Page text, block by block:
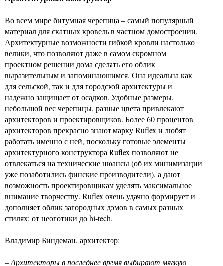
Во всем мире битумная черепица – самый популярный
материал для скатных кровель в частном домостроении.
Архитектурные возможности гибкой кровли настолько
велики, что позволяют даже в самом скромном
проектном решении дома сделать его облик
выразительным и запоминающимся. Она идеальна как
для сельской, так и для городской архитектуры и
надежно защищает от осадков. Удобные размеры,
небольшой вес черепицы, разные цвета привлекают
архитекторов и проектировщиков. Более 60 процентов
архитекторов прекрасно знают марку Ruflex и любят
работать именно с ней, поскольку готовые элементы
архитектурного конструктора Ruflex позволяют не
отвлекаться на технические нюансы (об их минимизации
уже позаботились финские производители), а дают
возможность проектировщикам уделять максимальное
внимание творчеству. Ruflex очень удачно формирует и
дополняет облик загородных домов в самых разных
стилях: от неоготики до hi-tech.
Владимир Биндеман, архитектор:
– Архитекторы в последнее время выбирают мягкую